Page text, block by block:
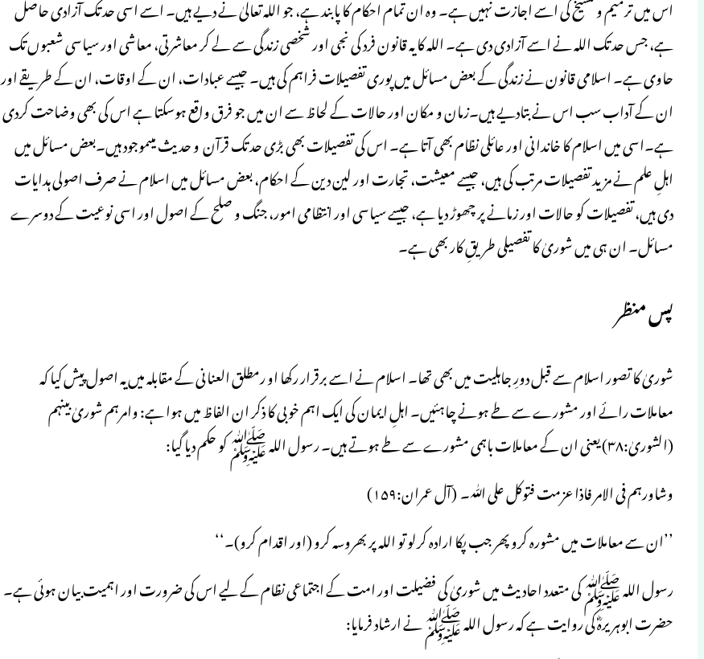
اس میں ترمیم و تنسیخ کی اسے اجازت نہیں ہے۔ وہ ان تمام احکام کا پابند ہے، جو اللہ تعالیٰ نے دیے ہیں۔ اسے اسی حد تک آزادی حاصل
ہے، جس حد تک اللہ نے اسے آزادی دی ہے۔ اللہ کا یہ قانون فرد کی نجی اور شخصی زندگی سے لے کر معاشرتی، معاشی اور سیاسی شعبوں تک
حاوی ہے۔ اسلامی قانون نے زندگی کے بعض مسائل میں پوری تفصیلات فراہم کی ہیں۔ جیسے عبادات، ان کے اوقات، ان کے طریقے اور
ان کے آداب سب اس نے بتادیے ہیں۔زمان و مکان اور حالات کے لحاظ سے ان میں جو فرق واقع ہوسکتا ہے اس کی بھی وضاحت کردی
ہے۔اسی میں اسلام کا خاندانی اور عائلی نظام بھی آتا ہے۔ اس کی تفصیلات بھی بڑی حد تک قرآن و حدیث میںموجود ہیں۔بعض مسائل میں
اہلِ علم نے مزید تفصیلات مرتب کی ہیں، جیسے معیشت، تجارت اور لین دین کے احکام، بعض مسائل میں اسلام نے صرف اصولی ہدایات
دی ہیں، تفصیلات کو حالات اور زمانے پر چھوڑ دیا ہے، جیسے سیاسی اور انتظامی امور، جنگ و صلح کے اصول اور اسی نوعیت کے دوسرے
مسائل۔ ان ہی میں شوریٰ کا تفصیلی طریقِ کار بھی ہے۔
پس منظر
شوریٰ کا تصور اسلام سے قبل دورِ جاہلیت میں بھی تھا۔ اسلام نے اسے برقرار رکھا او رمطلق العنانی کے مقابلہ میں یہ اصول پیش کیا کہ
معاملات رائے اور مشورے سے طے ہونے چاہئیں۔ اہلِ ایمان کی ایک اہم خوبی کا ذکر ان الفاظ میں ہوا ہے: وامرہم شوریٰ بینہم
(الشوریٰ:۳۸) یعنی ان کے معاملات باہمی مشورے سے طے ہوتے ہیں۔ رسول اللہ ﷺ کو حکم دیا گیا:
وشاورہم فی الامر فاذا عزمت فتوکل علی اللّٰہ۔ (آل عمران:۱۵۹)
’’ان سے معاملات میں مشورہ کرو پھر جب پکا ارادہ کرلو تو اللہ پر بھروسہ کرو (اور اقدام کرو)۔‘‘
رسول اللہ ﷺ کی متعدد احادیث میں شوریٰ کی فضیلت اور امت کے اجتماعی نظام کے لیے اس کی ضرورت اور اہمیت بیان ہوئی ہے۔
حضرت ابوہریرہؓ کی روایت ہے کہ رسول اللہ ﷺ نے ارشاد فرمایا: